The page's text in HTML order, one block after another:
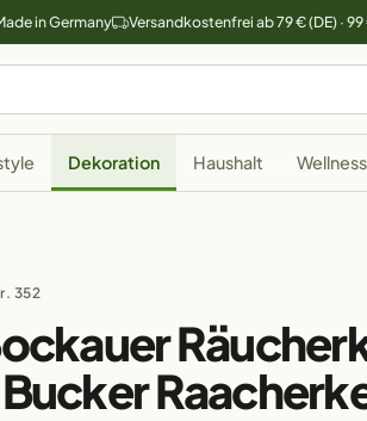
in Germany Versandkostenfrei ab 79 € (DE) · 99
Dekoration Haushalt Wellness
352